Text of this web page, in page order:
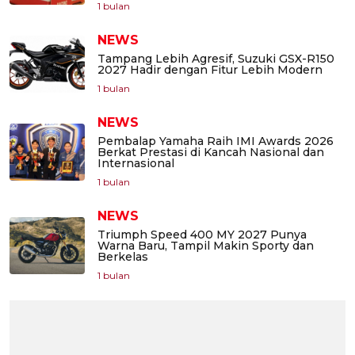
1 bulan
NEWS
Tampang Lebih Agresif, Suzuki GSX-R150
2027 Hadir dengan Fitur Lebih Modern
1 bulan
NEWS
Pembalap Yamaha Raih IMI Awards 2026
Berkat Prestasi di Kancah Nasional dan
Internasional
1 bulan
NEWS
Triumph Speed 400 MY 2027 Punya
Warna Baru, Tampil Makin Sporty dan
Berkelas
1 bulan